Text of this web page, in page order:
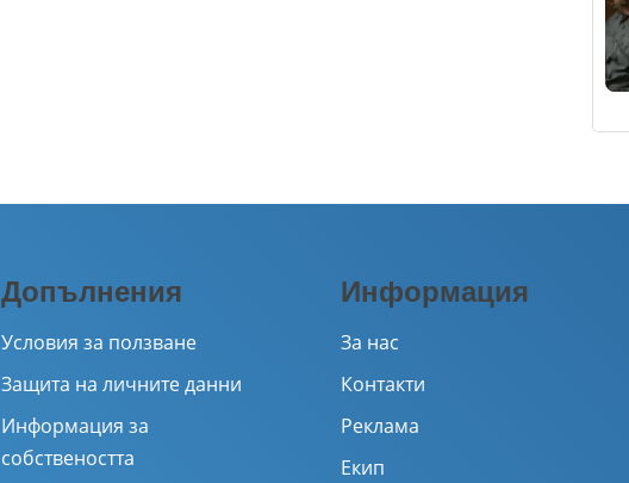
Допълнения
Условия за ползване
Защита на личните данни
Информация за
собствеността
Информация
За нас
Контакти
Реклама
Екип